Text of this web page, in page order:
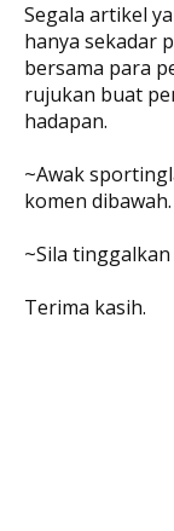
Segala artikel
hanya sekadar
bersama para
rujukan buat
hadapan.
~Awak
komen dibawah.
~Sila
Terima kasih.